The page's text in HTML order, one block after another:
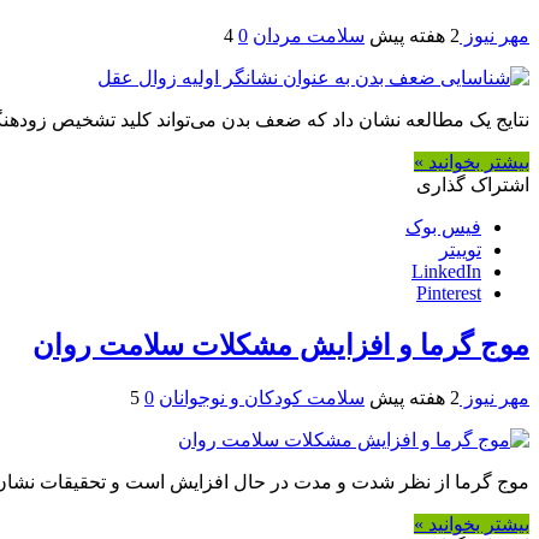
مهر نیوز 2 هفته پیش سلامت مردان 0
4
نتایج یک مطالعه نشان داد که ضعف بدن می‌تواند کلید تشخیص
بیشتر بخوانید »
اشتراک گذاری
فیس بوک
توییتر
LinkedIn
Pinterest
موج گرما و افزایش مشکلات سلامت روان
مهر نیوز 2 هفته پیش سلامت کودکان و نوجوانان 0
5
موج گرما از نظر شدت و مدت در حال افزایش است و تحقیقات نشان
بیشتر بخوانید »